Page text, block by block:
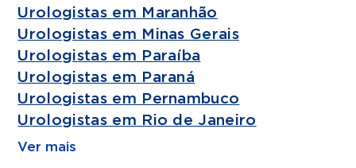
Urologistas em Maranhão
Urologistas em Minas Gerais
Urologistas em Paraíba
Urologistas em Paraná
Urologistas em Pernambuco
Urologistas em Rio de Janeiro
Ver mais